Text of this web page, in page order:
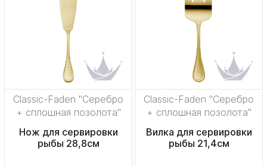
Classic-Faden "Серебро
+ сплошная позолота"
Нож для сервировки
рыбы 28,8см
Classic-Faden "Серебро
+ сплошная позолота"
Вилка для сервировки
рыбы 21,4см